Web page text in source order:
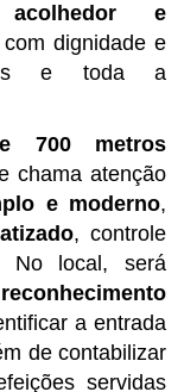
e
dignidade e
e toda a
700 metros
chama atenção
e moderno,
, controle
No local, será
a entrada
de contabilizar
servidas